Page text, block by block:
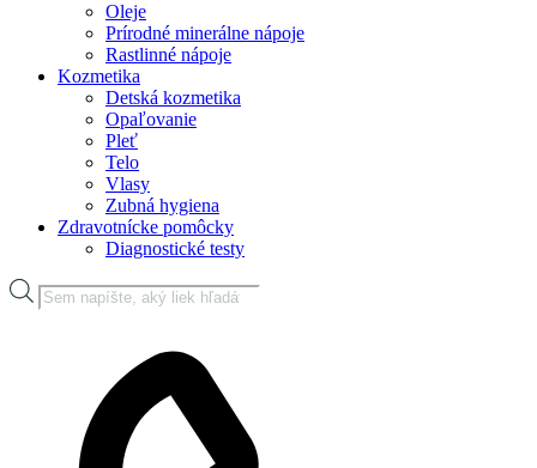
Oleje
Prírodné minerálne nápoje
Rastlinné nápoje
Kozmetika
Detská kozmetika
Opaľovanie
Pleť
Telo
Vlasy
Zubná hygiena
Zdravotnícke pomôcky
Diagnostické testy
Products
search